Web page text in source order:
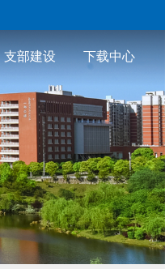
支部建设 下载中心